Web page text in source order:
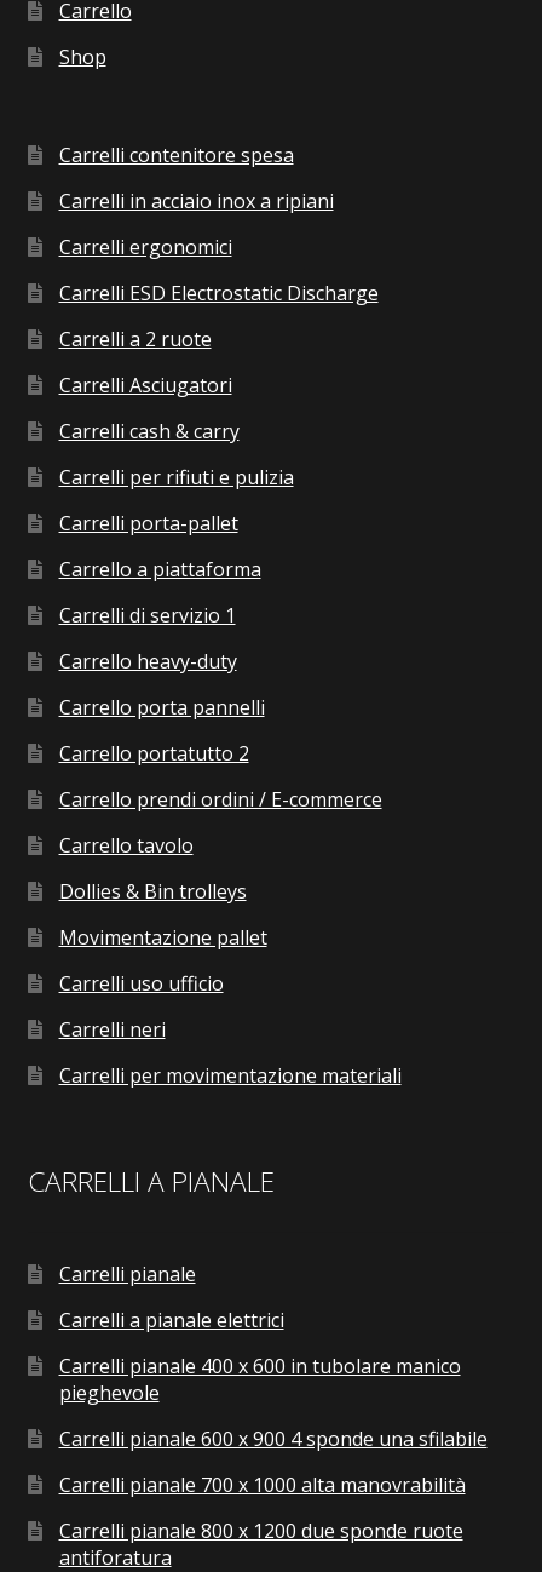
Carrello
Shop
Carrelli contenitore spesa
Carrelli in acciaio inox a ripiani
Carrelli ergonomici
Carrelli ESD Electrostatic Discharge
Carrelli a 2 ruote
Carrelli Asciugatori
Carrelli cash & carry
Carrelli per rifiuti e pulizia
Carrelli porta-pallet
Carrello a piattaforma
Carrelli di servizio 1
Carrello heavy-duty
Carrello porta pannelli
Carrello portatutto 2
Carrello prendi ordini / E-commerce
Carrello tavolo
Dollies & Bin trolleys
Movimentazione pallet
Carrelli uso ufficio
Carrelli neri
Carrelli per movimentazione materiali
CARRELLI A PIANALE
Carrelli pianale
Carrelli a pianale elettrici
Carrelli pianale 400 x 600 in tubolare manico
pieghevole
Carrelli pianale 600 x 900 4 sponde una sfilabile
Carrelli pianale 700 x 1000 alta manovrabilità
Carrelli pianale 800 x 1200 due sponde ruote
antiforatura